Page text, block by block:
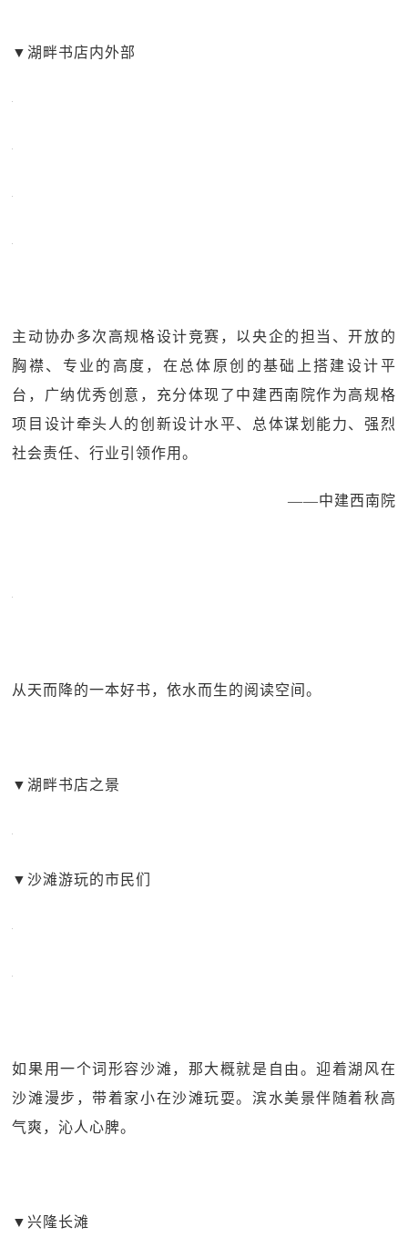
▼湖畔书店内外部
主动协办多次高规格设计竞赛，以央企的担当、开放的
胸襟、专业的高度，在总体原创的基础上搭建设计平
台，广纳优秀创意，充分体现了中建西南院作为高规格
项目设计牵头人的创新设计水平、总体谋划能力、强烈
社会责任、行业引领作用。
——中建西南院
从天而降的一本好书，依水而生的阅读空间。
▼湖畔书店之景
▼沙滩游玩的市民们
如果用一个词形容沙滩，那大概就是自由。迎着湖风在
沙滩漫步，带着家小在沙滩玩耍。滨水美景伴随着秋高
气爽，沁人心脾。
▼兴隆长滩